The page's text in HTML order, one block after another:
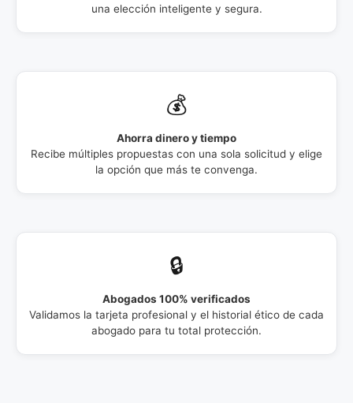
una elección inteligente y segura.
💰
Ahorra dinero y tiempo
Recibe múltiples propuestas con una sola solicitud y elige
la opción que más te convenga.
🔒
Abogados 100% verificados
Validamos la tarjeta profesional y el historial ético de cada
abogado para tu total protección.